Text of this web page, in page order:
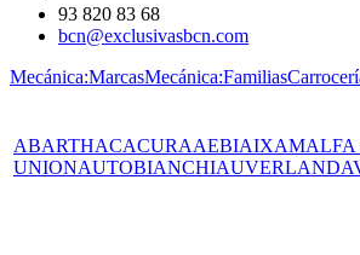
93 820 83 68
bcn@exclusivasbcn.com
Mecánica:MarcasMecánica:Familias
ABARTHACACURAAEBIAIXAMALFA
UNIONAUTOBIANCHIAUVERLAND